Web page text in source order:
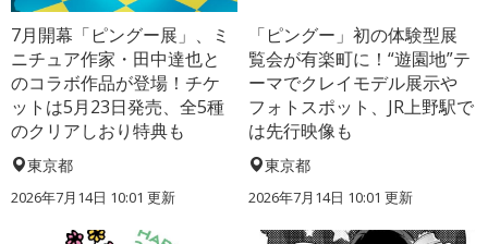
7月開幕「ピングー展」、ミ
ニチュア作家・田中達也と
のコラボ作品が登場！チケ
ットは5月23日発売、全5種
のクリアしおり特典も
東京都
2026年7月14日 10:01 更新
「ピングー」初の体験型展
覧会が有楽町に！“遊園地”テ
ーマでクレイモデル展示や
フォトスポット、JR上野駅で
は先行映像も
東京都
2026年7月14日 10:01 更新